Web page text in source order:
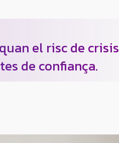
el risc de crisis
de confiança.